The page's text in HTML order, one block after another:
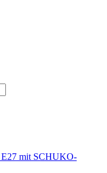
mit SCHUKO-